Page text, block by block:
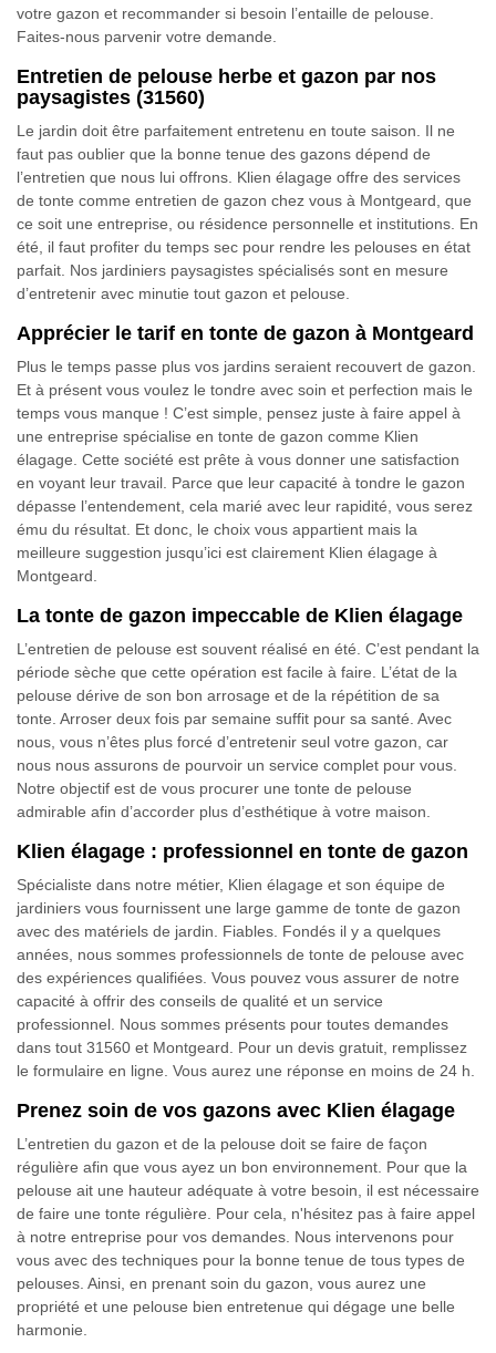
votre gazon et recommander si besoin l’entaille de pelouse.
Faites-nous parvenir votre demande.
Entretien de pelouse herbe et gazon par nos
paysagistes (31560)
Le jardin doit être parfaitement entretenu en toute saison. Il ne
faut pas oublier que la bonne tenue des gazons dépend de
l’entretien que nous lui offrons. Klien élagage offre des services
de tonte comme entretien de gazon chez vous à Montgeard, que
ce soit une entreprise, ou résidence personnelle et institutions. En
été, il faut profiter du temps sec pour rendre les pelouses en état
parfait. Nos jardiniers paysagistes spécialisés sont en mesure
d’entretenir avec minutie tout gazon et pelouse.
Apprécier le tarif en tonte de gazon à Montgeard
Plus le temps passe plus vos jardins seraient recouvert de gazon.
Et à présent vous voulez le tondre avec soin et perfection mais le
temps vous manque ! C’est simple, pensez juste à faire appel à
une entreprise spécialise en tonte de gazon comme Klien
élagage. Cette société est prête à vous donner une satisfaction
en voyant leur travail. Parce que leur capacité à tondre le gazon
dépasse l’entendement, cela marié avec leur rapidité, vous serez
ému du résultat. Et donc, le choix vous appartient mais la
meilleure suggestion jusqu’ici est clairement Klien élagage à
Montgeard.
La tonte de gazon impeccable de Klien élagage
L’entretien de pelouse est souvent réalisé en été. C’est pendant la
période sèche que cette opération est facile à faire. L’état de la
pelouse dérive de son bon arrosage et de la répétition de sa
tonte. Arroser deux fois par semaine suffit pour sa santé. Avec
nous, vous n’êtes plus forcé d’entretenir seul votre gazon, car
nous nous assurons de pourvoir un service complet pour vous.
Notre objectif est de vous procurer une tonte de pelouse
admirable afin d’accorder plus d’esthétique à votre maison.
Klien élagage : professionnel en tonte de gazon
Spécialiste dans notre métier, Klien élagage et son équipe de
jardiniers vous fournissent une large gamme de tonte de gazon
avec des matériels de jardin. Fiables. Fondés il y a quelques
années, nous sommes professionnels de tonte de pelouse avec
des expériences qualifiées. Vous pouvez vous assurer de notre
capacité à offrir des conseils de qualité et un service
professionnel. Nous sommes présents pour toutes demandes
dans tout 31560 et Montgeard. Pour un devis gratuit, remplissez
le formulaire en ligne. Vous aurez une réponse en moins de 24 h.
Prenez soin de vos gazons avec Klien élagage
L’entretien du gazon et de la pelouse doit se faire de façon
régulière afin que vous ayez un bon environnement. Pour que la
pelouse ait une hauteur adéquate à votre besoin, il est nécessaire
de faire une tonte régulière. Pour cela, n'hésitez pas à faire appel
à notre entreprise pour vos demandes. Nous intervenons pour
vous avec des techniques pour la bonne tenue de tous types de
pelouses. Ainsi, en prenant soin du gazon, vous aurez une
propriété et une pelouse bien entretenue qui dégage une belle
harmonie.